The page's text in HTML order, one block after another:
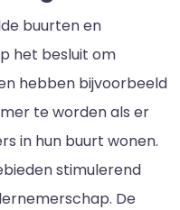
buurten en
het besluit om
hebben bijvoorbeeld
te worden als er
in hun buurt wonen.
stimulerend
De